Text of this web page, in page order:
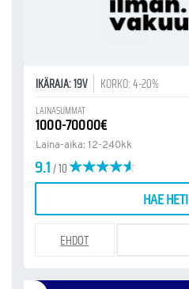
IKÄRAJA: 19V KORKO: 4-20%
LAINASUMMAT
1000-70000€
Laina-aika: 12-240kk
9.1/ 10
HAE HETI
EHDOT